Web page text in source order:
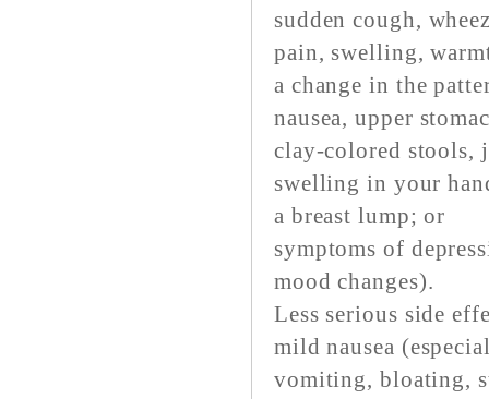
sudden cough,
pain, swelling,
a change in the
nausea, upper
clay-colored stools,
swelling in your
a breast lump; or
symptoms of
mood changes).
Less serious side
mild nausea
vomiting, bloating,